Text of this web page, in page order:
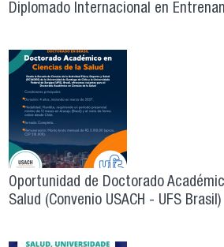
Diplomado Internacional en
Oportunidad de Doctorado
Salud (Convenio USACH - UFS Brasil)